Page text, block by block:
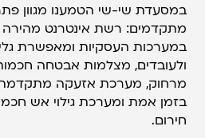
במסעדת שי-שי הטמענו מגוון
מתקדמים: רשת אינטרנט מהירה
במערכות העסקיות ומאפשרת
ולעובדים, מצלמות אבטחה חכמות
מרחוק, מערכת אזעקה
בזמן אמת ומערכת גילוי אש
חירום.